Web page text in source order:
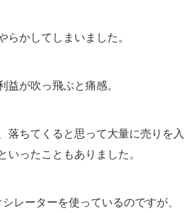
らかしてしまいました。
益が吹っ飛ぶと痛感。
落ちてくると思って大量に売りを入
いったこともありました。
レーターを使っているのですが、